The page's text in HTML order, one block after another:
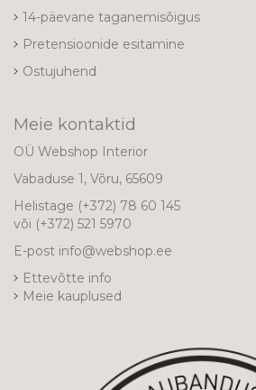
14-päevane taganemisõigus
Pretensioonide esitamine
Ostujuhend
Meie kontaktid
OÜ Webshop Interior
Vabaduse 1, Võru, 65609
Helistage (+372) 78 60 145
või (+372) 521 5970
E-post info@webshop.ee
Ettevõtte info
Meie kauplused